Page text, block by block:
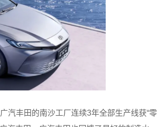
汽丰田的南沙工厂连续3年全部生产线获“零